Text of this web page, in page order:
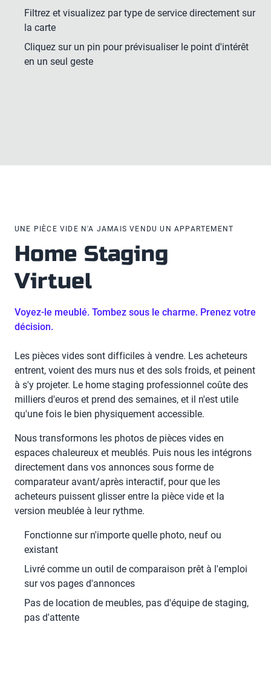
Filtrez et visualizez par type de service directement sur
la carte
Cliquez sur un pin pour prévisualiser le point d'intérêt
en un seul geste
UNE PIÈCE VIDE N'A JAMAIS VENDU UN APPARTEMENT
Home Staging
Virtuel
Voyez-le meublé. Tombez sous le charme. Prenez votre
décision.
Les pièces vides sont difficiles à vendre. Les acheteurs
entrent, voient des murs nus et des sols froids, et peinent
à s'y projeter. Le home staging professionnel coûte des
milliers d'euros et prend des semaines, et il n'est utile
qu'une fois le bien physiquement accessible.
Nous transformons les photos de pièces vides en
espaces chaleureux et meublés. Puis nous les intégrons
directement dans vos annonces sous forme de
comparateur avant/après interactif, pour que les
acheteurs puissent glisser entre la pièce vide et la
version meublée à leur rythme.
Fonctionne sur n'importe quelle photo, neuf ou
existant
Livré comme un outil de comparaison prêt à l'emploi
sur vos pages d'annonces
Pas de location de meubles, pas d'équipe de staging,
pas d'attente